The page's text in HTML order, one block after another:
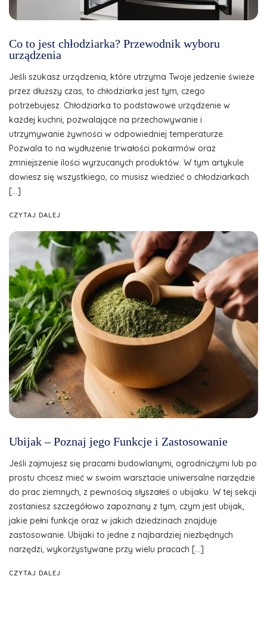
Co to jest chłodziarka? Przewodnik wyboru
urządzenia
Jeśli szukasz urządzenia, które utrzyma Twoje jedzenie świeże
przez dłuższy czas, to chłodziarka jest tym, czego
potrzebujesz. Chłodziarka to podstawowe urządzenie w
każdej kuchni, pozwalające na przechowywanie i
utrzymywanie żywności w odpowiedniej temperaturze.
Pozwala to na wydłużenie trwałości pokarmów oraz
zmniejszenie ilości wyrzucanych produktów. W tym artykule
dowiesz się wszystkiego, co musisz wiedzieć o chłodziarkach
[…]
CZYTAJ DALEJ
Ubijak – Poznaj jego Funkcje i Zastosowanie
Jeśli zajmujesz się pracami budowlanymi, ogrodniczymi lub po
prostu chcesz mieć w swoim warsztacie uniwersalne narzędzie
do prac ziemnych, z pewnością słyszałeś o ubijaku. W tej sekcji
zostaniesz szczegółowo zapoznany z tym, czym jest ubijak,
jakie pełni funkcje oraz w jakich dziedzinach znajduje
zastosowanie. Ubijaki to jedne z najbardziej niezbędnych
narzędzi, wykorzystywane przy wielu pracach […]
CZYTAJ DALEJ